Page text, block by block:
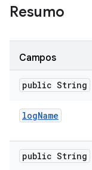
Resumo
Campos
public String
logName
public String